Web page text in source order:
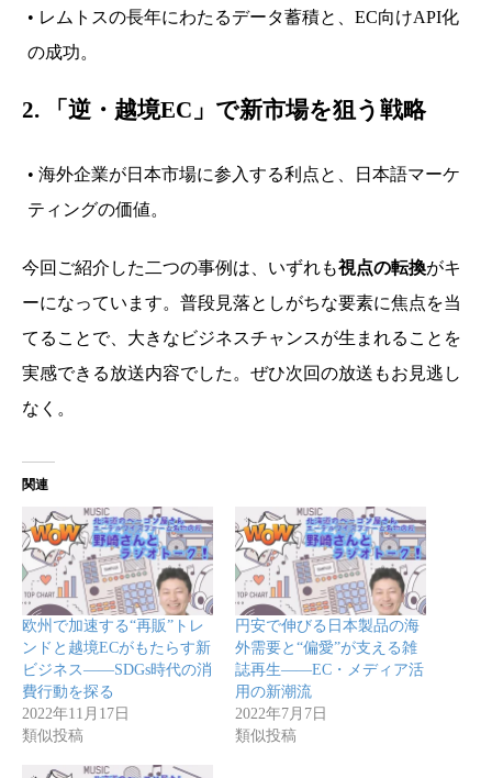
• レムトスの長年にわたるデータ蓄積と、EC向けAPI化
の成功。
2. 「逆・越境EC」で新市場を狙う戦略
• 海外企業が日本市場に参入する利点と、日本語マーケ
ティングの価値。
今回ご紹介した二つの事例は、いずれも視点の転換がキ
ーになっています。普段見落としがちな要素に焦点を当
てることで、大きなビジネスチャンスが生まれることを
実感できる放送内容でした。ぜひ次回の放送もお見逃し
なく。
関連
欧州で加速する“再販”トレ
ンドと越境ECがもたらす新
ビジネス――SDGs時代の消
費行動を探る
2022年11月17日
類似投稿
円安で伸びる日本製品の海
外需要と“偏愛”が支える雑
誌再生――EC・メディア活
用の新潮流
2022年7月7日
類似投稿